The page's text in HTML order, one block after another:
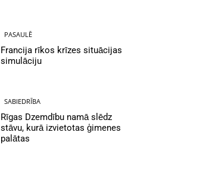
PASAULĒ
Francija rīkos krīzes situācijas
simulāciju
SABIEDRĪBA
Rīgas Dzemdību namā slēdz
stāvu, kurā izvietotas ģimenes
palātas